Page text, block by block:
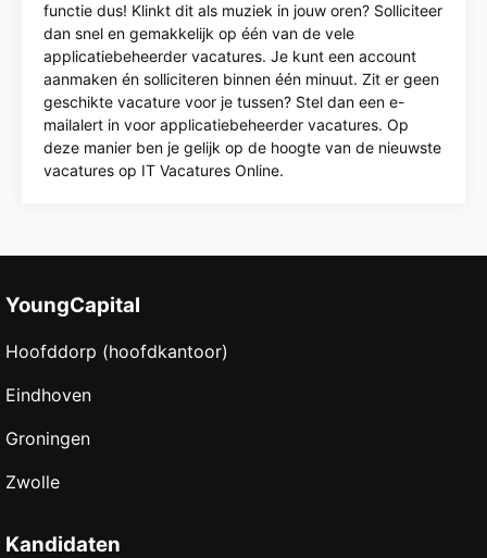
functie dus! Klinkt dit als muziek in jouw oren? Solliciteer
dan snel en gemakkelijk op één van de vele
applicatiebeheerder vacatures. Je kunt een account
aanmaken én solliciteren binnen één minuut. Zit er geen
geschikte vacature voor je tussen? Stel dan een e-
mailalert in voor applicatiebeheerder vacatures. Op
deze manier ben je gelijk op de hoogte van de nieuwste
vacatures op IT Vacatures Online.
YoungCapital
Hoofddorp (hoofdkantoor)
Eindhoven
Groningen
Zwolle
Kandidaten